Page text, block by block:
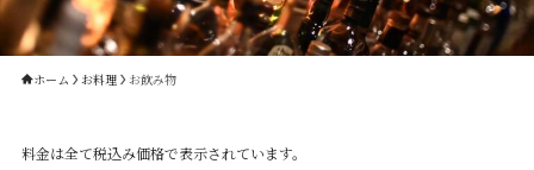
ホーム お料理 お飲み物
料金は全て税込み価格で表示されています。